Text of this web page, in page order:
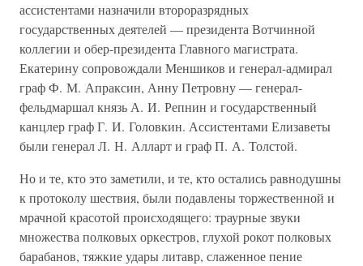
ассистентами назначили второразрядных
государственных деятелей — президента Вотчинной
коллегии и обер-президента Главного магистрата.
Екатерину сопровождали Меншиков и генерал-адмирал
граф Ф. М. Апраксин, Анну Петровну — генерал-
фельдмаршал князь А. И. Репнин и государственный
канцлер граф Г. И. Головкин. Ассистентами Елизаветы
были генерал Л. Н. Алларт и граф П. А. Толстой.
Но и те, кто это заметили, и те, кто остались равнодушны
к протоколу шествия, были подавлены торжественной и
мрачной красотой происходящего: траурные звуки
множества полковых оркестров, глухой рокот полковых
барабанов, тяжкие удары литавр, слаженное пение